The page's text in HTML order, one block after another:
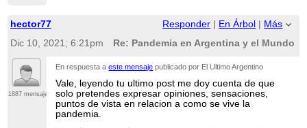
hector77 Responder En Árbol
Más
Dic 10, 2021; 6:21pm
Re: Pandemia en Argentina y el Mundo
1887 mensajes
En respuesta aeste mensaje publicado por El Ultimo Argentino
Vale, leyendo tu ultimo post me doy cuenta de que
solo pretendes expresar opiniones, sensaciones,
puntos de vista en relacion a como se vive la
pandemia.